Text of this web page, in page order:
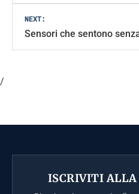
NEXT:
Sensori che sentono
/
ISCRIVITI